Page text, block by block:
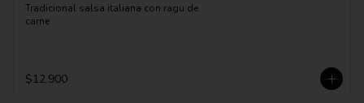
Tradicional salsa italiana con ragu de
carne
$12.900